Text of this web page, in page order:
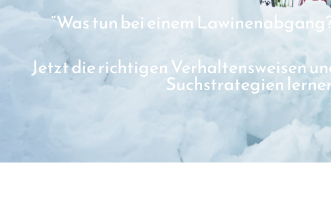
“Was tun bei einem
Jetzt die richtigen Verhaltensweisen
Suchstrategien